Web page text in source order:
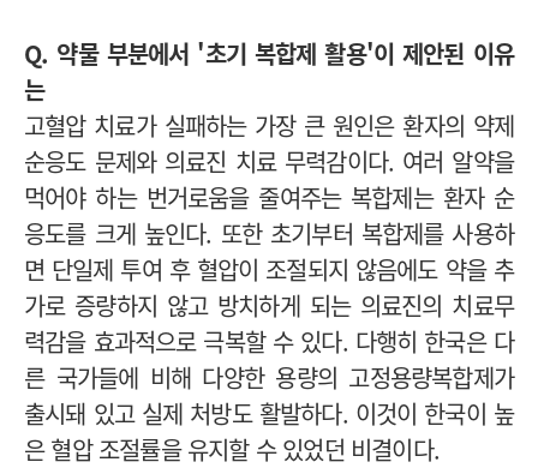
Q. 약물 부분에서 '초기 복합제 활용'이 제안된 이유
는
고혈압 치료가 실패하는 가장 큰 원인은 환자의 약제
순응도 문제와 의료진 치료 무력감이다. 여러 알약을
먹어야 하는 번거로움을 줄여주는 복합제는 환자 순
응도를 크게 높인다. 또한 초기부터 복합제를 사용하
면 단일제 투여 후 혈압이 조절되지 않음에도 약을 추
가로 증량하지 않고 방치하게 되는 의료진의 치료무
력감을 효과적으로 극복할 수 있다. 다행히 한국은 다
른 국가들에 비해 다양한 용량의 고정용량복합제가
출시돼 있고 실제 처방도 활발하다. 이것이 한국이 높
은 혈압 조절률을 유지할 수 있었던 비결이다.